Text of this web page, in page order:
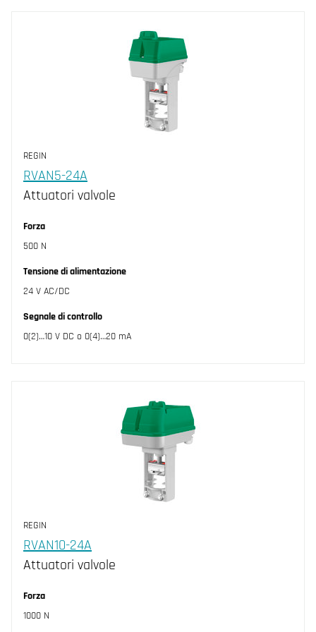
REGIN
RVAN5-24A
Attuatori valvole
Forza
500 N
Tensione di alimentazione
24 V AC/DC
Segnale di controllo
0(2)…10 V DC o 0(4)…20 mA
REGIN
RVAN10-24A
Attuatori valvole
Forza
1000 N